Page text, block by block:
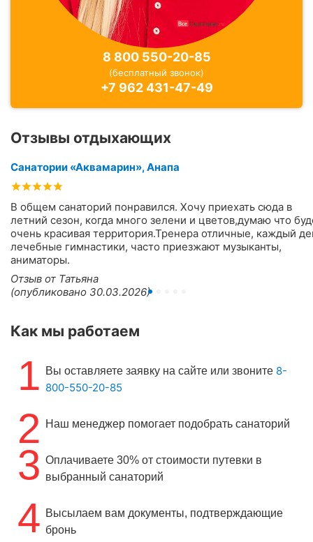
8 800 550-20-85
(бесплатный звонок)
+7 962 431-47-49
Отзывы отдыхающих
Санатории «Аквамарин», Анапа
В общем санаторий понравился. Хочу приехать сюда в
летний сезон, когда много зелени и цветов,думаю что
очень красивая территория.Тренера отличные, каждый
лечебные гимнастики, часто приезжают музыканты,
аниматоры.
Отзыв от Татьяна
(опубликовано 30.03.2026)
Как мы работаем
1 Вы оставляете заявку на сайте или звоните 8-
800-550-20-85
2 Наш менеджер помогает подобрать санаторий
3 Оплачиваете 30% от стоимости путевки в
выбранный санаторий
4 Высылаем вам документы, подтверждающие
бронь